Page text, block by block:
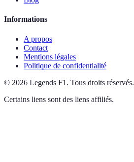
Informations
A propos
Contact
Mentions légales
Politique de confidentialité
© 2026 Legends F1 . Tous droits réservés.
Certains liens sont des liens affiliés.